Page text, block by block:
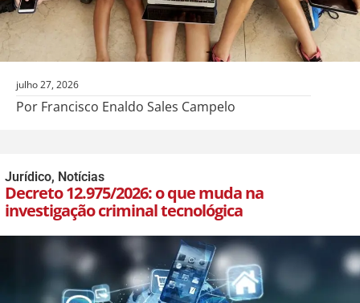
julho 27, 2026
Por Francisco Enaldo Sales Campelo
Jurídico, Notícias
Decreto 12.975/2026: o que muda na
investigação criminal tecnológica